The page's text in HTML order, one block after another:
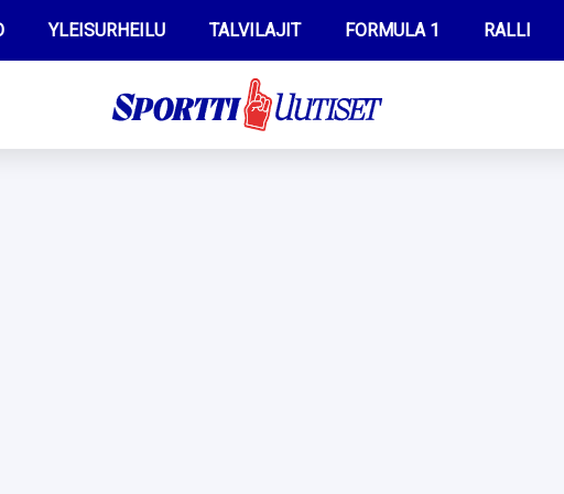
YLEISURHEILU TALVILAJIT FORMULA 1 RALLI